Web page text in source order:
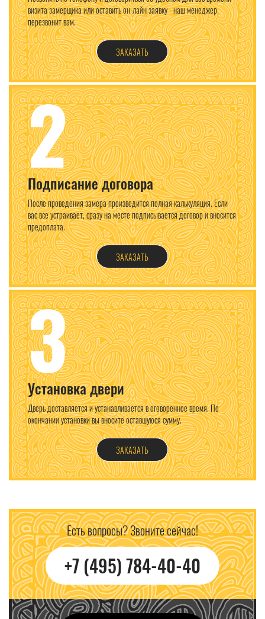
визита замерщика или оставить он-лайн заявку - наш менеджер
перезвонит вам.
ЗАКАЗАТЬ
2
Подписание договора
После проведения замера произведится полная калькуляция. Если
вас все устраивает, сразу на месте подписывается договор и вносится
предоплата.
ЗАКАЗАТЬ
3
Установка двери
Дверь доставляется и устанавливается в оговоренное время. По
окончании установки вы вносите оставшуюся сумму.
ЗАКАЗАТЬ
Есть вопросы? Звоните сейчас!
+7 (495) 784-40-40